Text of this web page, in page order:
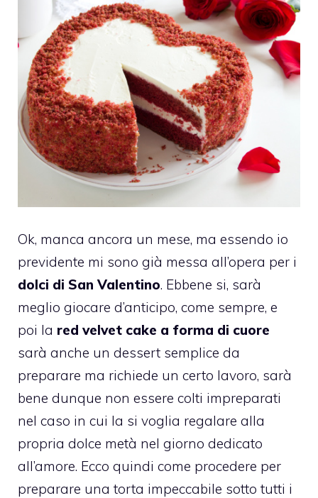
Ok, manca ancora un mese, ma essendo io
previdente mi sono già messa all’opera per i
dolci di San Valentino. Ebbene si, sarà
meglio giocare d’anticipo, come sempre, e
poi la red velvet cake a forma di cuore
sarà anche un dessert semplice da
preparare ma richiede un certo lavoro, sarà
bene dunque non essere colti impreparati
nel caso in cui la si voglia regalare alla
propria dolce metà nel giorno dedicato
all’amore. Ecco quindi come procedere per
preparare una torta impeccabile sotto tutti i